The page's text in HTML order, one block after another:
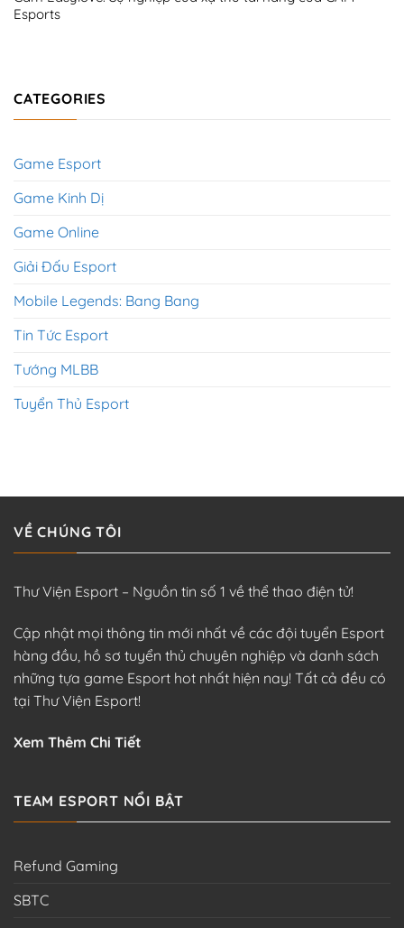
Esports
CATEGORIES
Game Esport
Game Kinh Dị
Game Online
Giải Đấu Esport
Mobile Legends: Bang Bang
Tin Tức Esport
Tướng MLBB
Tuyển Thủ Esport
VỀ CHÚNG TÔI
Thư Viện Esport – Nguồn tin số 1 về thể thao điện tử!
Cập nhật mọi thông tin mới nhất về các đội tuyển Esport
hàng đầu, hồ sơ tuyển thủ chuyên nghiệp và danh sách
những tựa game Esport hot nhất hiện nay! Tất cả đều có
tại Thư Viện Esport!
Xem Thêm Chi Tiết
TEAM ESPORT NỔI BẬT
Refund Gaming
SBTC